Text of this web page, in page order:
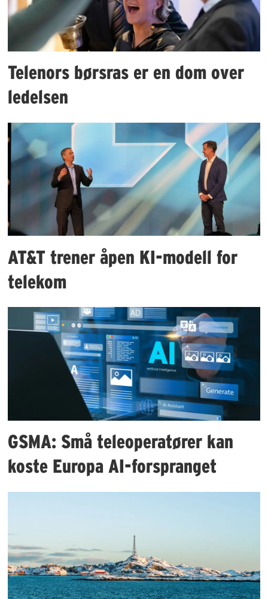
Telenors børsras er en dom over
ledelsen
AT&T trener åpen KI-modell for
telekom
GSMA: Små teleoperatører kan
koste Europa AI-forspranget